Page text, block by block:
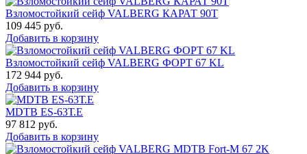
Взломостойкий сейф VALBERG КАРАТ 90T
109 445 руб.
Добавить в корзину
Взломостойкий сейф VALBERG ФОРТ 67 KL
172 944 руб.
Добавить в корзину
MDTB ES-63Т.Е
97 812 руб.
Добавить в корзину